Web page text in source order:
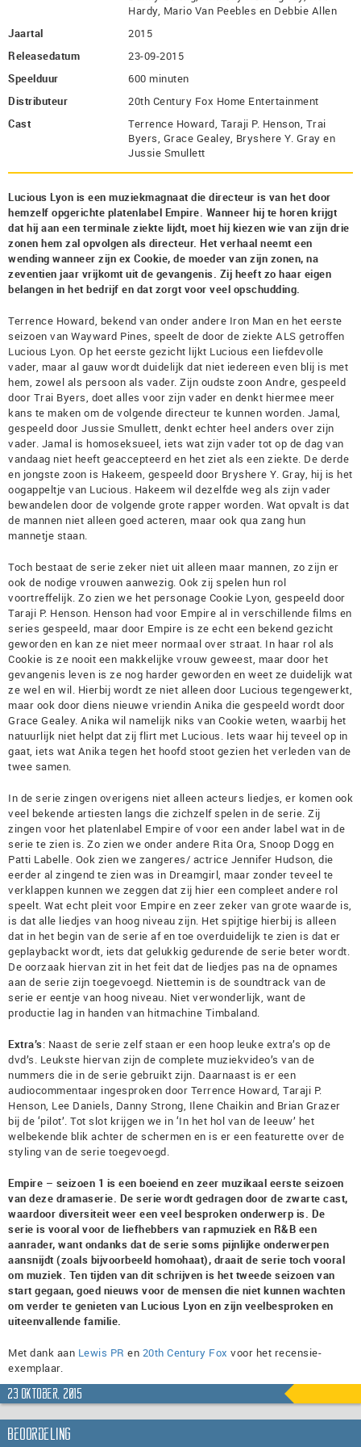
Hardy, Mario Van Peebles en Debbie Allen
Jaartal
2015
Releasedatum
23-09-2015
Speelduur
600 minuten
Distributeur
20th Century Fox Home Entertainment
Cast
Terrence Howard, Taraji P. Henson, Trai
Byers, Grace Gealey, Bryshere Y. Gray en
Jussie Smullett
Lucious Lyon is een muziekmagnaat die directeur is van het door
hemzelf opgerichte platenlabel Empire. Wanneer hij te horen krijgt
dat hij aan een terminale ziekte lijdt, moet hij kiezen wie van zijn drie
zonen hem zal opvolgen als directeur. Het verhaal neemt een
wending wanneer zijn ex Cookie, de moeder van zijn zonen, na
zeventien jaar vrijkomt uit de gevangenis. Zij heeft zo haar eigen
belangen in het bedrijf en dat zorgt voor veel opschudding.
Terrence Howard, bekend van onder andere Iron Man en het eerste
seizoen van Wayward Pines, speelt de door de ziekte ALS getroffen
Lucious Lyon. Op het eerste gezicht lijkt Lucious een liefdevolle
vader, maar al gauw wordt duidelijk dat niet iedereen even blij is met
hem, zowel als persoon als vader. Zijn oudste zoon Andre, gespeeld
door Trai Byers, doet alles voor zijn vader en denkt hiermee meer
kans te maken om de volgende directeur te kunnen worden. Jamal,
gespeeld door Jussie Smullett, denkt echter heel anders over zijn
vader. Jamal is homoseksueel, iets wat zijn vader tot op de dag van
vandaag niet heeft geaccepteerd en het ziet als een ziekte. De derde
en jongste zoon is Hakeem, gespeeld door Bryshere Y. Gray, hij is het
oogappeltje van Lucious. Hakeem wil dezelfde weg als zijn vader
bewandelen door de volgende grote rapper worden. Wat opvalt is dat
de mannen niet alleen goed acteren, maar ook qua zang hun
mannetje staan.
Toch bestaat de serie zeker niet uit alleen maar mannen, zo zijn er
ook de nodige vrouwen aanwezig. Ook zij spelen hun rol
voortreffelijk. Zo zien we het personage Cookie Lyon, gespeeld door
Taraji P. Henson. Henson had voor Empire al in verschillende films en
series gespeeld, maar door Empire is ze echt een bekend gezicht
geworden en kan ze niet meer normaal over straat. In haar rol als
Cookie is ze nooit een makkelijke vrouw geweest, maar door het
gevangenis leven is ze nog harder geworden en weet ze duidelijk wat
ze wel en wil. Hierbij wordt ze niet alleen door Lucious tegengewerkt,
maar ook door diens nieuwe vriendin Anika die gespeeld wordt door
Grace Gealey. Anika wil namelijk niks van Cookie weten, waarbij het
natuurlijk niet helpt dat zij flirt met Lucious. Iets waar hij teveel op in
gaat, iets wat Anika tegen het hoofd stoot gezien het verleden van de
twee samen.
In de serie zingen overigens niet alleen acteurs liedjes, er komen ook
veel bekende artiesten langs die zichzelf spelen in de serie. Zij
zingen voor het platenlabel Empire of voor een ander label wat in de
serie te zien is. Zo zien we onder andere Rita Ora, Snoop Dogg en
Patti Labelle. Ook zien we zangeres/ actrice Jennifer Hudson, die
eerder al zingend te zien was in Dreamgirl, maar zonder teveel te
verklappen kunnen we zeggen dat zij hier een compleet andere rol
speelt. Wat echt pleit voor Empire en zeer zeker van grote waarde is,
is dat alle liedjes van hoog niveau zijn. Het spijtige hierbij is alleen
dat in het begin van de serie af en toe overduidelijk te zien is dat er
geplaybackt wordt, iets dat gelukkig gedurende de serie beter wordt.
De oorzaak hiervan zit in het feit dat de liedjes pas na de opnames
aan de serie zijn toegevoegd. Niettemin is de soundtrack van de
serie er eentje van hoog niveau. Niet verwonderlijk, want de
productie lag in handen van hitmachine Timbaland.
Extra’s: Naast de serie zelf staan er een hoop leuke extra’s op de
dvd’s. Leukste hiervan zijn de complete muziekvideo’s van de
nummers die in de serie gebruikt zijn. Daarnaast is er een
audiocommentaar ingesproken door Terrence Howard, Taraji P.
Henson, Lee Daniels, Danny Strong, Ilene Chaikin and Brian Grazer
bij de ‘pilot’. Tot slot krijgen we in ‘In het hol van de leeuw’ het
welbekende blik achter de schermen en is er een featurette over de
styling van de serie toegevoegd.
Empire – seizoen 1 is een boeiend en zeer muzikaal eerste seizoen
van deze dramaserie. De serie wordt gedragen door de zwarte cast,
waardoor diversiteit weer een veel besproken onderwerp is. De
serie is vooral voor de liefhebbers van rapmuziek en R&B een
aanrader, want ondanks dat de serie soms pijnlijke onderwerpen
aansnijdt (zoals bijvoorbeeld homohaat), draait de serie toch vooral
om muziek. Ten tijden van dit schrijven is het tweede seizoen van
start gegaan, goed nieuws voor de mensen die niet kunnen wachten
om verder te genieten van Lucious Lyon en zijn veelbesproken en
uiteenvallende familie.
Met dank aan Lewis PR en 20th Century Fox voor het recensie-
exemplaar.
23 oktober, 2015
Beoordeling